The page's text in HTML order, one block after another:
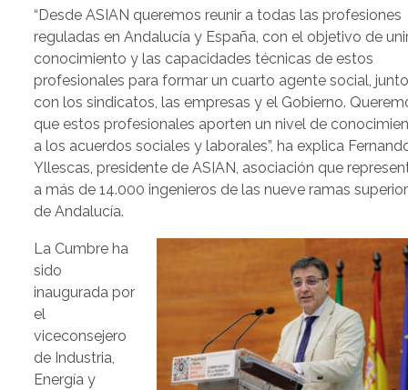
“Desde ASIAN queremos reunir a todas las profesiones
reguladas en Andalucía y España, con el objetivo de
conocimiento y las capacidades técnicas de estos
profesionales para formar un cuarto agente social,
con los sindicatos, las empresas y el Gobierno.
que estos profesionales aporten un nivel de
a los acuerdos sociales y laborales”, ha explica
Yllescas, presidente de ASIAN, asociación que
a más de 14.000 ingenieros de las nueve ramas
de Andalucía.
La Cumbre ha
sido
inaugurada por
el
viceconsejero
de Industria,
Energía y